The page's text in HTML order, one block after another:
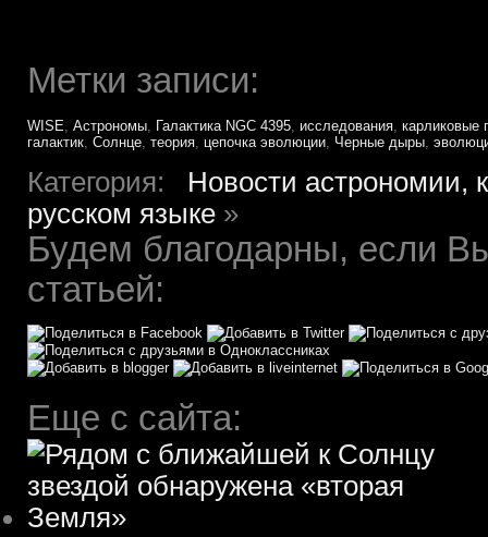
Метки записи:
WISE, Астрономы, Галактика NGC 4395, исследования, карликовые
галактик, Солнце, теория, цепочка эволюции, Черные дыры,
Категория: Новости астрономии,
русском языке »
Будем благодарны, если
статьей:
Еще с сайта: